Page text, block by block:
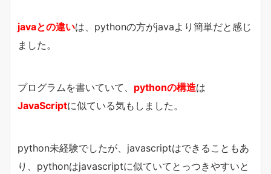
javaとの違いは、pythonの方がjavaより簡単だと感じ
ました。
プログラムを書いていて、 pythonの構造は
JavaScriptに似ている気もしました。
python未経験でしたが、javascriptはできることもあ
り、pythonはjavascriptに似ていてとっつきやすいと